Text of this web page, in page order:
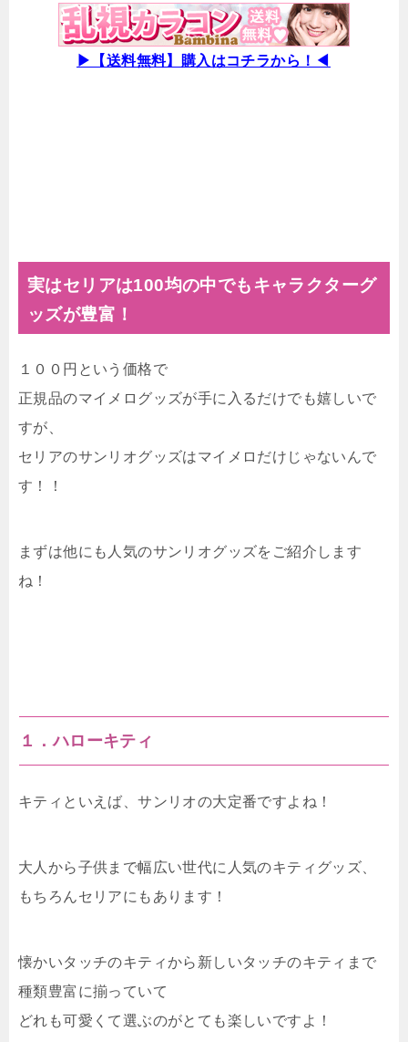
▶︎【送料無料】購入はコチラから！◀︎
実はセリアは100均の中でもキャラクターグ
ッズが豊富！
１００円という価格で
正規品のマイメログッズが手に入るだけでも嬉しいで
すが、
セリアのサンリオグッズはマイメロだけじゃないんで
す！！
まずは他にも人気のサンリオグッズをご紹介します
ね！
１．ハローキティ
キティといえば、サンリオの大定番ですよね！
大人から子供まで幅広い世代に人気のキティグッズ、
もちろんセリアにもあります！
懐かいタッチのキティから新しいタッチのキティまで
種類豊富に揃っていて
どれも可愛くて選ぶのがとても楽しいですよ！